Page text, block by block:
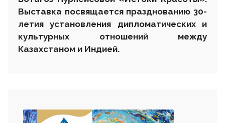
Выставка посвящается празднованию 30-
летия установления дипломатических и
культурных отношений между
Казахстаном и Индией.